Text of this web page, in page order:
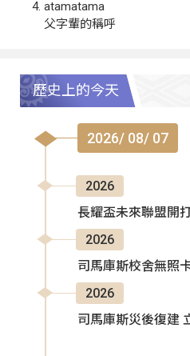
atamatama
父字輩的稱呼
歷史上的今天
2026/ 08/ 07
2026
長耀盃未來聯盟開
2026
司馬庫斯校舍無照
2026
司馬庫斯災後復建